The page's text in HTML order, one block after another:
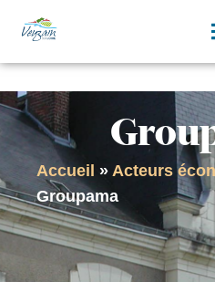
principal
Accueil » Acteurs
Groupama